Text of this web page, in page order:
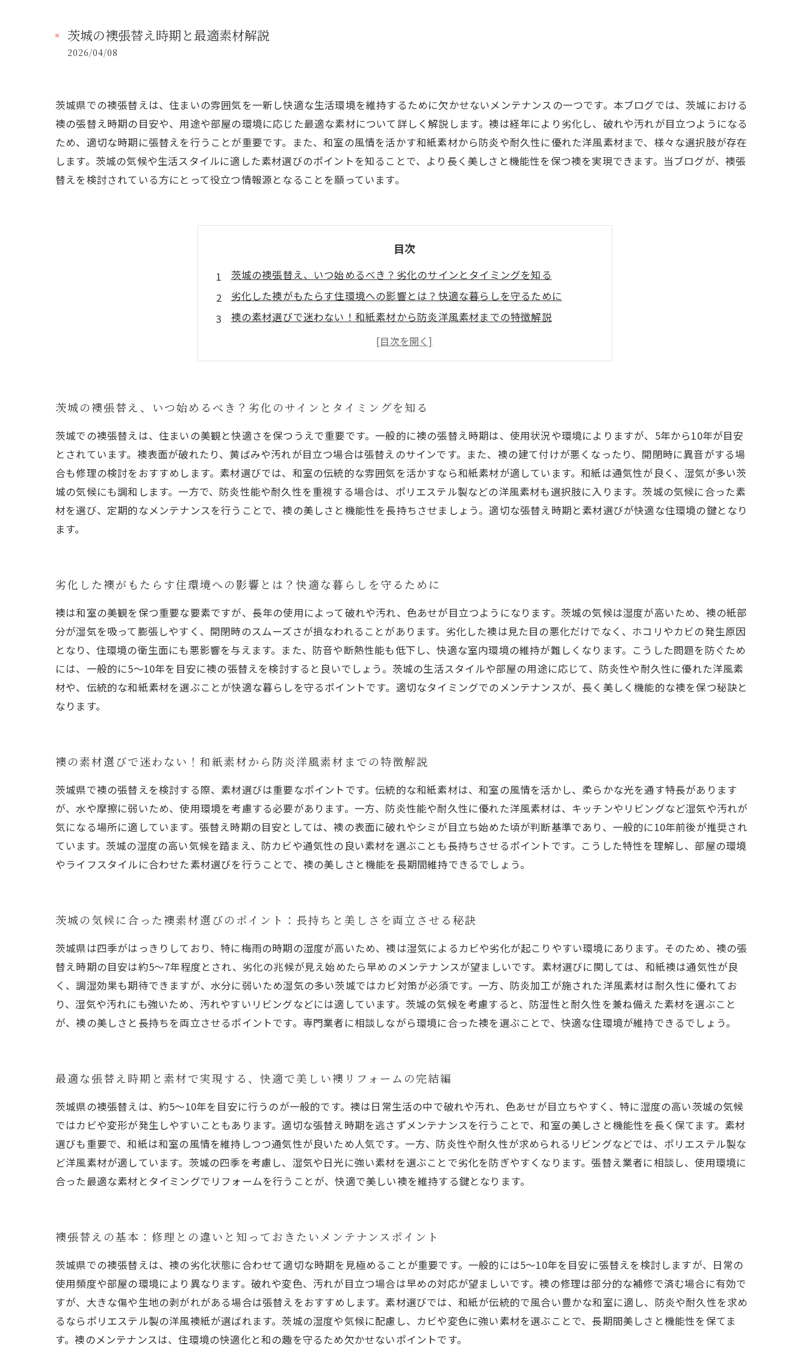
茨城の襖張替え時期と最適素材解説
2026/04/08
茨城県での襖張替えは、住まいの雰囲気を一新し快適な生活環境を維持するために欠かせないメンテナンスの一つです。本ブログでは、茨城における
襖の張替え時期の目安や、用途や部屋の環境に応じた最適な素材について詳しく解説します。襖は経年により劣化し、破れや汚れが目立つようになる
ため、適切な時期に張替えを行うことが重要です。また、和室の風情を活かす和紙素材から防炎や耐久性に優れた洋風素材まで、様々な選択肢が存在
します。茨城の気候や生活スタイルに適した素材選びのポイントを知ることで、より長く美しさと機能性を保つ襖を実現できます。当ブログが、襖張
替えを検討されている方にとって役立つ情報源となることを願っています。
目次
茨城の襖張替え、いつ始めるべき？劣化のサインとタイミングを知る
劣化した襖がもたらす住環境への影響とは？快適な暮らしを守るために
襖の素材選びで迷わない！和紙素材から防炎洋風素材までの特徴解説
茨城の気候に合った襖素材選びのポイント：長持ちと美しさを両立させる秘訣
最適な張替え時期と素材で実現する、快適で美しい襖リフォームの完結編
茨城県で評判の襖張替え業者の選び方と失敗しない依頼のコツ
茨城の襖張替え、いつ始めるべき？劣化のサインとタイミングを知る
茨城での襖張替えは、住まいの美観と快適さを保つうえで重要です。一般的に襖の張替え時期は、使用状況や環境によりますが、5年から10年が目安
とされています。襖表面が破れたり、黄ばみや汚れが目立つ場合は張替えのサインです。また、襖の建て付けが悪くなったり、開閉時に異音がする場
合も修理の検討をおすすめします。素材選びでは、和室の伝統的な雰囲気を活かすなら和紙素材が適しています。和紙は通気性が良く、湿気が多い茨
城の気候にも調和します。一方で、防炎性能や耐久性を重視する場合は、ポリエステル製などの洋風素材も選択肢に入ります。茨城の気候に合った素
材を選び、定期的なメンテナンスを行うことで、襖の美しさと機能性を長持ちさせましょう。適切な張替え時期と素材選びが快適な住環境の鍵となり
ます。
劣化した襖がもたらす住環境への影響とは？快適な暮らしを守るために
襖は和室の美観を保つ重要な要素ですが、長年の使用によって破れや汚れ、色あせが目立つようになります。茨城の気候は湿度が高いため、襖の紙部
分が湿気を吸って膨張しやすく、開閉時のスムーズさが損なわれることがあります。劣化した襖は見た目の悪化だけでなく、ホコリやカビの発生原因
となり、住環境の衛生面にも悪影響を与えます。また、防音や断熱性能も低下し、快適な室内環境の維持が難しくなります。こうした問題を防ぐため
には、一般的に5〜10年を目安に襖の張替えを検討すると良いでしょう。茨城の生活スタイルや部屋の用途に応じて、防炎性や耐久性に優れた洋風素
材や、伝統的な和紙素材を選ぶことが快適な暮らしを守るポイントです。適切なタイミングでのメンテナンスが、長く美しく機能的な襖を保つ秘訣と
なります。
襖の素材選びで迷わない！和紙素材から防炎洋風素材までの特徴解説
茨城県で襖の張替えを検討する際、素材選びは重要なポイントです。伝統的な和紙素材は、和室の風情を活かし、柔らかな光を通す特長があります
が、水や摩擦に弱いため、使用環境を考慮する必要があります。一方、防炎性能や耐久性に優れた洋風素材は、キッチンやリビングなど湿気や汚れが
気になる場所に適しています。張替え時期の目安としては、襖の表面に破れやシミが目立ち始めた頃が判断基準であり、一般的に10年前後が推奨され
ています。茨城の湿度の高い気候を踏まえ、防カビや通気性の良い素材を選ぶことも長持ちさせるポイントです。こうした特性を理解し、部屋の環境
やライフスタイルに合わせた素材選びを行うことで、襖の美しさと機能を長期間維持できるでしょう。
茨城の気候に合った襖素材選びのポイント：長持ちと美しさを両立させる秘訣
茨城県は四季がはっきりしており、特に梅雨の時期の湿度が高いため、襖は湿気によるカビや劣化が起こりやすい環境にあります。そのため、襖の張
替え時期の目安は約5～7年程度とされ、劣化の兆候が見え始めたら早めのメンテナンスが望ましいです。素材選びに関しては、和紙襖は通気性が良
く、調湿効果も期待できますが、水分に弱いため湿気の多い茨城ではカビ対策が必須です。一方、防炎加工が施された洋風素材は耐久性に優れてお
り、湿気や汚れにも強いため、汚れやすいリビングなどには適しています。茨城の気候を考慮すると、防湿性と耐久性を兼ね備えた素材を選ぶこと
が、襖の美しさと長持ちを両立させるポイントです。専門業者に相談しながら環境に合った襖を選ぶことで、快適な住環境が維持できるでしょう。
最適な張替え時期と素材で実現する、快適で美しい襖リフォームの完結編
茨城県の襖張替えは、約5〜10年を目安に行うのが一般的です。襖は日常生活の中で破れや汚れ、色あせが目立ちやすく、特に湿度の高い茨城の気候
ではカビや変形が発生しやすいこともあります。適切な張替え時期を逃さずメンテナンスを行うことで、和室の美しさと機能性を長く保てます。素材
選びも重要で、和紙は和室の風情を維持しつつ通気性が良いため人気です。一方、防炎性や耐久性が求められるリビングなどでは、ポリエステル製な
ど洋風素材が適しています。茨城の四季を考慮し、湿気や日光に強い素材を選ぶことで劣化を防ぎやすくなります。張替え業者に相談し、使用環境に
合った最適な素材とタイミングでリフォームを行うことが、快適で美しい襖を維持する鍵となります。
襖張替えの基本：修理との違いと知っておきたいメンテナンスポイント
茨城県での襖張替えは、襖の劣化状態に合わせて適切な時期を見極めることが重要です。一般的には5〜10年を目安に張替えを検討しますが、日常の
使用頻度や部屋の環境により異なります。破れや変色、汚れが目立つ場合は早めの対応が望ましいです。襖の修理は部分的な補修で済む場合に有効で
すが、大きな傷や生地の剥がれがある場合は張替えをおすすめします。素材選びでは、和紙が伝統的で風合い豊かな和室に適し、防炎や耐久性を求め
るならポリエステル製の洋風襖紙が選ばれます。茨城の湿度や気候に配慮し、カビや変色に強い素材を選ぶことで、長期間美しさと機能性を保てま
す。襖のメンテナンスは、住環境の快適化と和の趣を守るため欠かせないポイントです。